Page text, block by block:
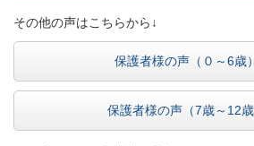
その他の声はこちらから↓
保護者様の声（０～6歳）
保護者様の声（7歳～12歳